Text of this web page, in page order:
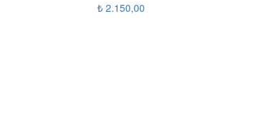
₺2.150,00